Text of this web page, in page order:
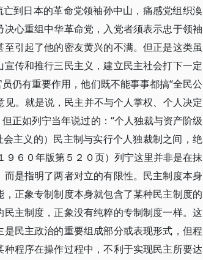
到日本的革命党领袖孙中山，痛感党组织渙
心重组中华革命党，入党者须表示忠于领袖
引起了他的密友黄兴的不满。但正是这类虽
传和推行三民主义，建立民主社会打下一定
仍有重要作用，他们既不能事事都搞“全民公
见。就是说，民主并不与个人掌权、个人决定
正如列宁当年说过的：“个人独裁与资产阶级
主义的）民主制与实行个人独裁制之间，绝
９６０年版第５２０页）列宁这里并非是在抹
是指明了两者对立的有限性。民主制度本身
正象专制制度本身就包含了某种民主制度的
主制度，正象没有纯粹的专制制度一样。这
民主政治的重要组成部分或表现形式，但程
程序在操作过程中，不利于实现民主所要达